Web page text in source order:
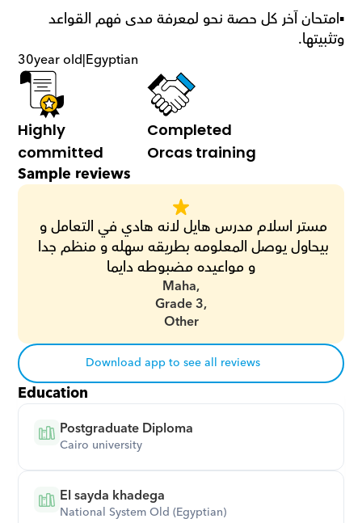
وتثبيتها.
30year old|Egyptian
Highly
committed
Completed
Orcas training
Sample reviews
و مواعيده مضبوطه دايما
Maha,
Grade 3,
Other
Download app to see all reviews
Education
Postgraduate Diploma
Cairo university
El sayda khadega
National System Old (Egyptian)